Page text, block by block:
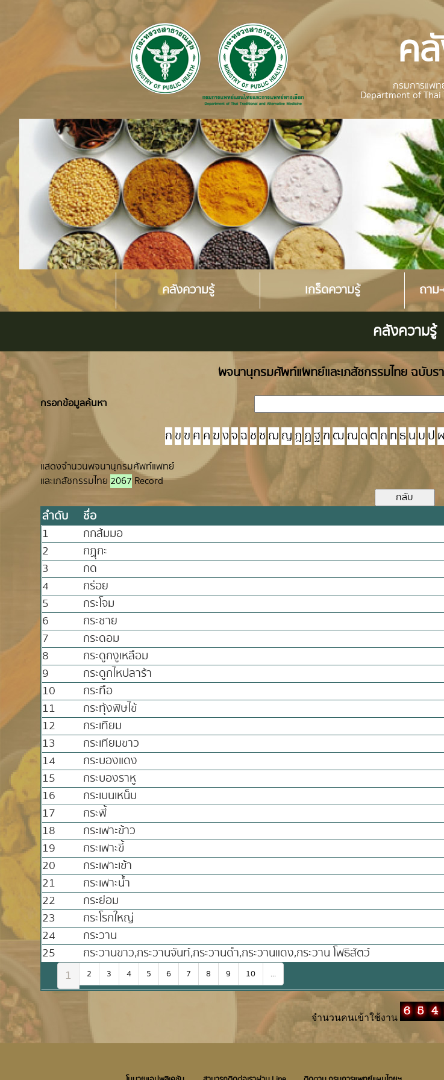
ค
กรมการแพท
Department of
คลังความรู้ เกร็ดความรู้ ถาม
คลังความรู้
พจนานุกรมศัพท์แพทย์และเภสัชกรรมไทย ฉบับร
กรอกข้อมูลค้นหา
ก ขฃ ฅ คฆงจฉ ชซ ฌ ญฎฏฐฑ ฒ ณ ด ต ถ ท ธ นบ ป ผ
แสดงจำนวนพจนานุกรมศัพท์แพทย์
และเภสัชกรรมไทย 2067 Record
ลำดับ ชื่อ
1
กกส้มมอ
2 กฏุกะ
3 กด
4 กร่อย
5 กระโจม
6 กระชาย
7 กระดอม
8 กระดูกงูเหลือม
9 กระดูกไหปลาร้า
10 กระทือ
11 กระทุ้งพิษไข้
12 กระเทียม
13 กระเทียมขาว
14 กระบองแดง
15 กระบองราหู
16 กระเบนเหน็บ
17 กระพี้
18 กระเพาะข้าว
19 กระเพาะขี้
20 กระเพาะเข้า
21 กระเพาะน้ำ
22 กระย่อม
23 กระโรกใหญ่
24 กระวาน
25 กระวานขาว,กระวานจันท์,กระวานดำ,กระวานแดง,กระวาน โพธิสัตว์
1 2 3 4 5 6 7 8 9 10 ...
จำนวนคนเข้าใช้งาน